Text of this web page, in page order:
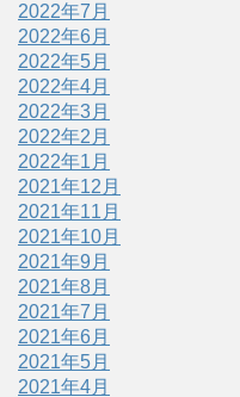
2022年7月
2022年6月
2022年5月
2022年4月
2022年3月
2022年2月
2022年1月
2021年12月
2021年11月
2021年10月
2021年9月
2021年8月
2021年7月
2021年6月
2021年5月
2021年4月